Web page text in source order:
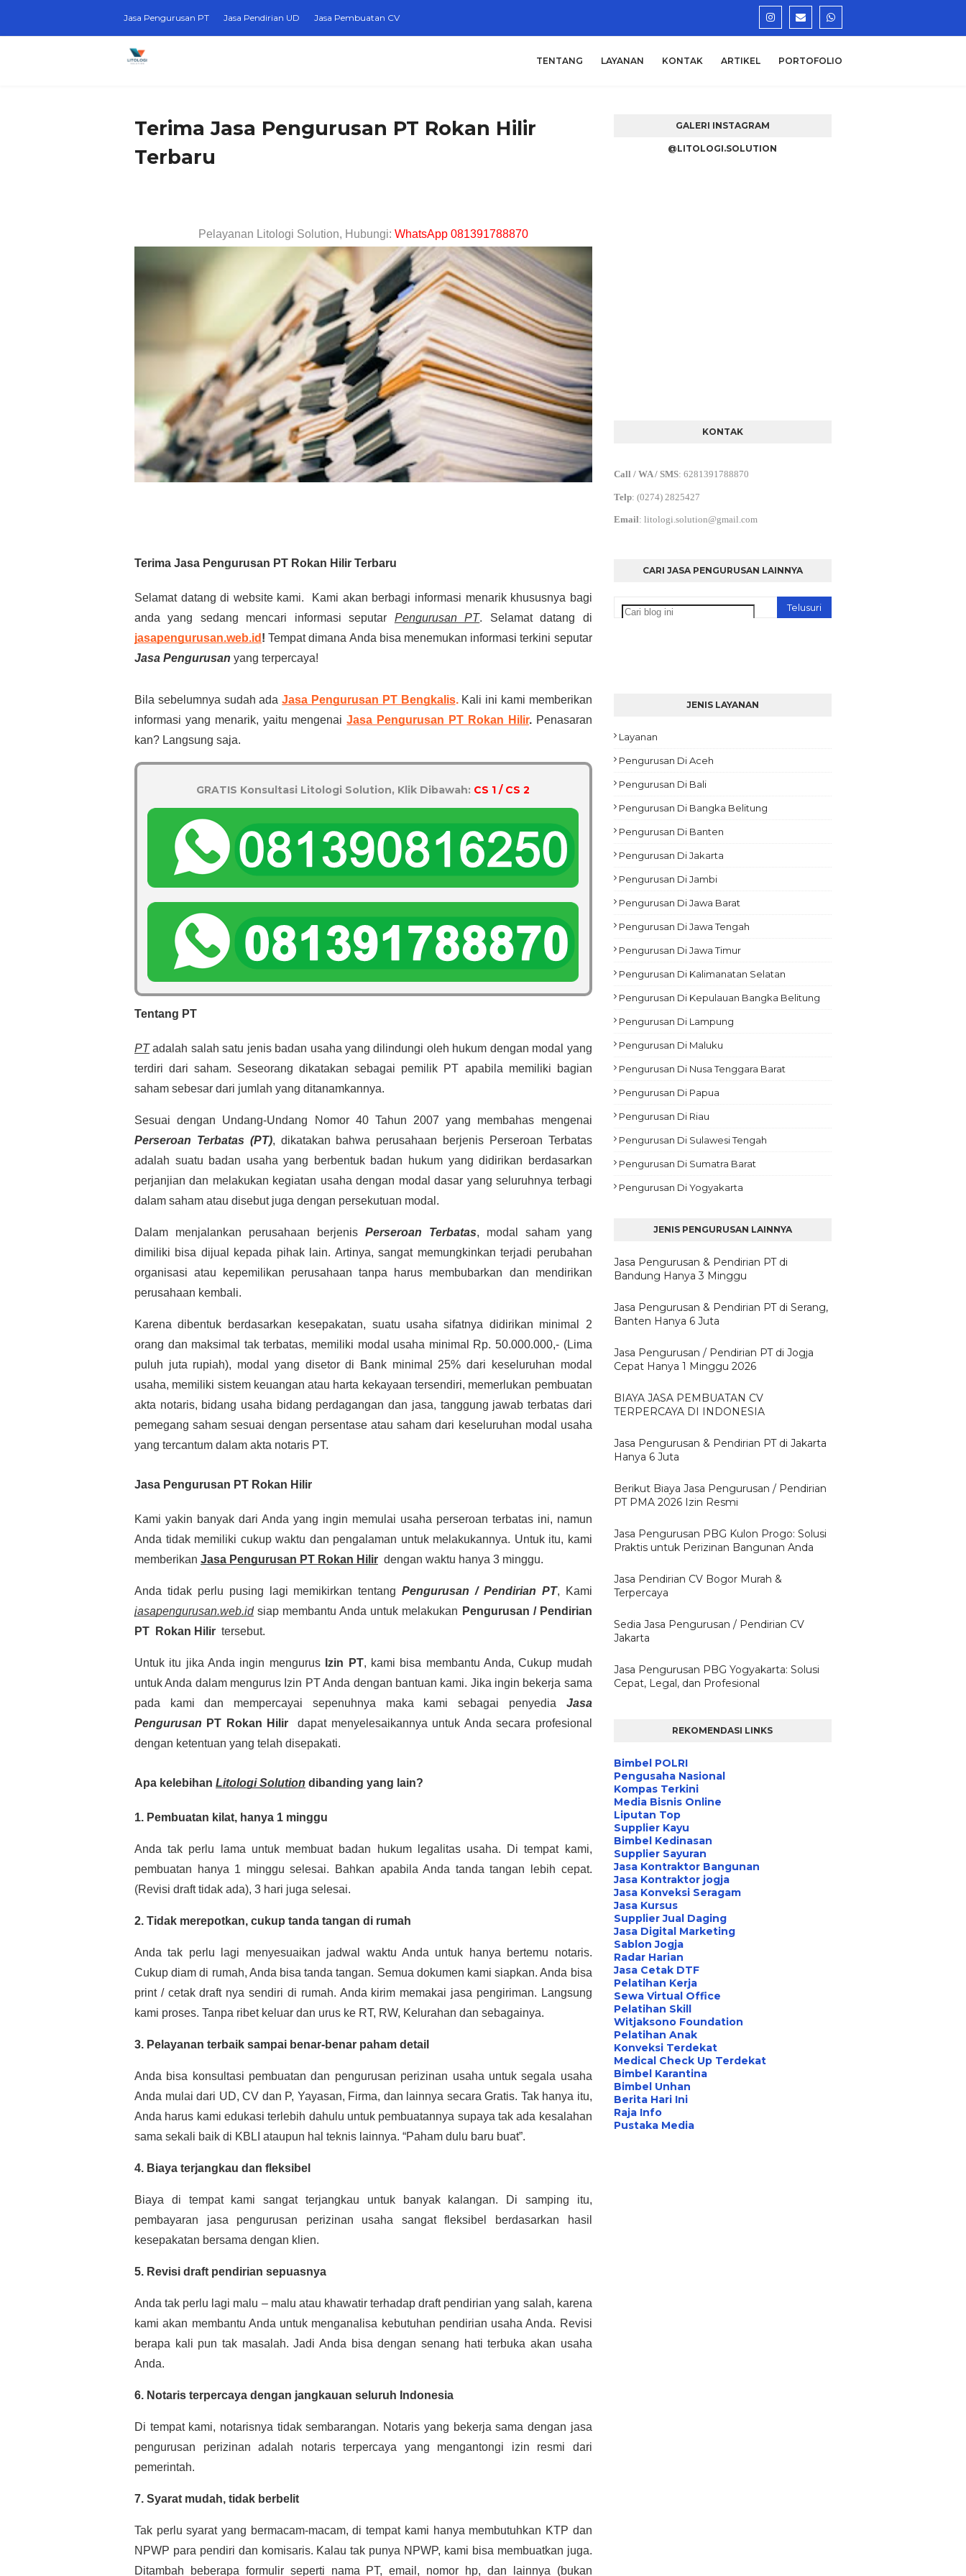
Jasa Pengurusan PT Jasa Pendirian UD Jasa Pembuatan CV
TENTANG LAYANAN KONTAK ARTIKEL PORTOFOLIO
Terima Jasa Pengurusan PT Rokan Hilir
Terbaru
Pelayanan Litologi Solution, Hubungi: WhatsApp 081391788870
Terima Jasa Pengurusan PT Rokan Hilir Terbaru
Selamat datang di website kami. Kami akan berbagi informasi menarik khususnya bagi
anda yang sedang mencari informasi seputar Pengurusan PT. Selamat datang di
jasapengurusan.web.id ! Tempat dimana Anda bisa menemukan informasi terkini seputar
Jasa Pengurusan yang terpercaya!
Bila sebelumnya sudah ada Jasa Pengurusan PT Bengkalis. Kali ini kami memberikan
informasi yang menarik, yaitu mengenaiJasa Pengurusan PT Rokan Hilir.Penasaran
kan? Langsung saja.
GRATIS Konsultasi Litologi Solution, Klik Dibawah: CS 1 / CS 2
Tentang PT
PTadalah salah satu jenis badan usaha yang dilindungi oleh hukum dengan modal yang
terdiri dari saham. Seseorang dikatakan sebagai pemilik PT apabila memiliki bagian
saham sebesar dari jumlah yang ditanamkannya.
Sesuai dengan Undang-Undang Nomor 40 Tahun 2007 yang membahas mengenai
Perseroan Terbatas (PT), dikatakan bahwa perusahaan berjenis Perseroan Terbatas
adalah suatu badan usaha yang berbentuk badan hukum yang didirikan berdasarkan
perjanjian dan melakukan kegiatan usaha dengan modal dasar yang seluruhnya terbagi
dalam saham atau disebut juga dengan persekutuan modal.
Dalam menjalankan perusahaan berjenis Perseroan Terbatas, modal saham yang
dimiliki bisa dijual kepada pihak lain. Artinya, sangat memungkinkan terjadi perubahan
organisasi atau kepemilikan perusahaan tanpa harus membubarkan dan mendirikan
perusahaan kembali.
Karena dibentuk berdasarkan kesepakatan, suatu usaha sifatnya didirikan minimal 2
orang dan maksimal tak terbatas, memiliki modal usaha minimal Rp. 50.000.000,- (Lima
puluh juta rupiah), modal yang disetor di Bank minimal 25% dari keseluruhan modal
usaha, memiliki sistem keuangan atau harta kekayaan tersendiri, memerlukan pembuatan
akta notaris, bidang usaha bidang perdagangan dan jasa, tanggung jawab terbatas dari
pemegang saham sesuai dengan persentase atau saham dari keseluruhan modal usaha
yang tercantum dalam akta notaris PT.
Jasa Pengurusan PT Rokan Hilir
Kami yakin banyak dari Anda yang ingin memulai usaha perseroan terbatas ini, namun
Anda tidak memiliki cukup waktu dan pengalaman untuk melakukannya. Untuk itu, kami
memberikan Jasa Pengurusan PT Rokan Hilir dengan waktu hanya 3 minggu.
Anda tidak perlu pusing lagi memikirkan tentangPengurusan / Pendirian PT, Kami
jasapengurusan.web.idsiap membantu Anda untuk melakukan Pengurusan / Pendirian
PT Rokan Hilir tersebut.
Untuk itu jika Anda ingin mengurus Izin PT, kami bisa membantu Anda, Cukup mudah
untuk Anda dalam mengurus Izin PT Anda dengan bantuan kami. Jika ingin bekerja sama
pada kami dan mempercayai sepenuhnya maka kami sebagai penyedia Jasa
Pengurusan PT Rokan Hilir
dapat menyelesaikannya untuk Anda secara profesional
dengan ketentuan yang telah disepakati.
Apa kelebihan Litologi Solution dibanding yang lain?
1. Pembuatan kilat, hanya 1 minggu
Anda tak perlu lama untuk membuat badan hukum legalitas usaha. Di tempat kami,
pembuatan hanya 1 minggu selesai. Bahkan apabila Anda tanda tangan lebih cepat.
(Revisi draft tidak ada), 3 hari juga selesai.
2. Tidak merepotkan, cukup tanda tangan di rumah
Anda tak perlu lagi menyesuaikan jadwal waktu Anda untuk hanya bertemu notaris.
Cukup diam di rumah, Anda bisa tanda tangan. Semua dokumen kami siapkan. Anda bisa
print / cetak draft nya sendiri di rumah. Anda kirim memakai jasa pengiriman. Langsung
kami proses. Tanpa ribet keluar dan urus ke RT, RW, Kelurahan dan sebagainya.
3. Pelayanan terbaik sampai benar-benar paham detail
Anda bisa konsultasi pembuatan dan pengurusan perizinan usaha untuk segala usaha
Anda mulai dari UD, CV dan P, Yayasan, Firma, dan lainnya secara Gratis. Tak hanya itu,
Anda harus kami edukasi terlebih dahulu untuk pembuatannya supaya tak ada kesalahan
sama sekali baik di KBLI ataupun hal teknis lainnya. “Paham dulu baru buat”.
4. Biaya terjangkau dan fleksibel
Biaya di tempat kami sangat terjangkau untuk banyak kalangan. Di samping itu,
pembayaran jasa pengurusan perizinan usaha sangat fleksibel berdasarkan hasil
kesepakatan bersama dengan klien.
5. Revisi draft pendirian sepuasnya
Anda tak perlu lagi malu – malu atau khawatir terhadap draft pendirian yang salah, karena
kami akan membantu Anda untuk menganalisa kebutuhan pendirian usaha Anda. Revisi
berapa kali pun tak masalah. Jadi Anda bisa dengan senang hati terbuka akan usaha
Anda.
6. Notaris terpercaya dengan jangkauan seluruh Indonesia
Di tempat kami, notarisnya tidak sembarangan. Notaris yang bekerja sama dengan jasa
pengurusan perizinan adalah notaris terpercaya yang mengantongi izin resmi dari
pemerintah.
7. Syarat mudah, tidak berbelit
Tak perlu syarat yang bermacam-macam, di tempat kami hanya membutuhkan KTP dan
NPWP para pendiri dan komisaris. Kalau tak punya NPWP, kami bisa membuatkan juga.
Ditambah beberapa formulir seperti nama PT, email, nomor hp, dan lainnya (bukan
GALERI INSTAGRAM
@LITOLOGI.SOLUTION
KONTAK
Call / WA / SMS: 6281391788870
Telp: (0274) 2825427
Email: litologi.solution@gmail.com
CARI JASA PENGURUSAN LAINNYA
JENIS LAYANAN
Layanan
Pengurusan Di Aceh
Pengurusan Di Bali
Pengurusan Di Bangka Belitung
Pengurusan Di Banten
Pengurusan Di Jakarta
Pengurusan Di Jambi
Pengurusan Di Jawa Barat
Pengurusan Di Jawa Tengah
Pengurusan Di Jawa Timur
Pengurusan Di Kalimanatan Selatan
Pengurusan Di Kepulauan Bangka Belitung
Pengurusan Di Lampung
Pengurusan Di Maluku
Pengurusan Di Nusa Tenggara Barat
Pengurusan Di Papua
Pengurusan Di Riau
Pengurusan Di Sulawesi Tengah
Pengurusan Di Sumatra Barat
Pengurusan Di Yogyakarta
JENIS PENGURUSAN LAINNYA
Jasa Pengurusan & Pendirian PT di
Bandung Hanya 3 Minggu
Jasa Pengurusan & Pendirian PT di Serang,
Banten Hanya 6 Juta
Jasa Pengurusan / Pendirian PT di Jogja
Cepat Hanya 1 Minggu 2026
BIAYA JASA PEMBUATAN CV
TERPERCAYA DI INDONESIA
Jasa Pengurusan & Pendirian PT di Jakarta
Hanya 6 Juta
Berikut Biaya Jasa Pengurusan / Pendirian
PT PMA 2026 Izin Resmi
Jasa Pengurusan PBG Kulon Progo: Solusi
Praktis untuk Perizinan Bangunan Anda
Jasa Pendirian CV Bogor Murah &
Terpercaya
Sedia Jasa Pengurusan / Pendirian CV
Jakarta
Jasa Pengurusan PBG Yogyakarta: Solusi
Cepat, Legal, dan Profesional
REKOMENDASI LINKS
Bimbel POLRI
Pengusaha Nasional
Kompas Terkini
Media Bisnis Online
Liputan Top
Supplier Kayu
Bimbel Kedinasan
Supplier Sayuran
Jasa Kontraktor Bangunan
Jasa Kontraktor jogja
Jasa Konveksi Seragam
Jasa Kursus
Supplier Jual Daging
Jasa Digital Marketing
Sablon Jogja
Radar Harian
Jasa Cetak DTF
Pelatihan Kerja
Sewa Virtual Office
Pelatihan Skill
Witjaksono Foundation
Pelatihan Anak
Konveksi Terdekat
Medical Check Up Terdekat
Bimbel Karantina
Bimbel Unhan
Berita Hari Ini
Raja Info
Pustaka Media